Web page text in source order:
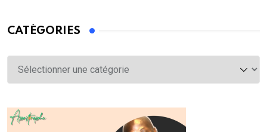
CATÉGORIES
Catégories